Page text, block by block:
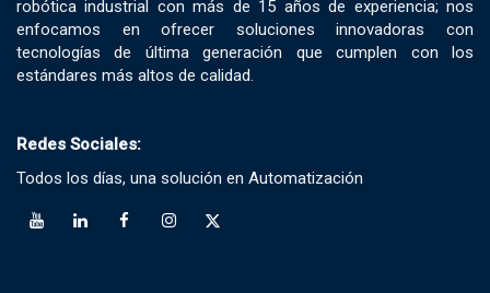
robótica industrial con más de 15 años de experiencia; nos
enfocamos en ofrecer soluciones innovadoras con
tecnologías de última generación que cumplen con los
estándares más altos de calidad.
Redes Sociales:
Todos los días, una solución en Automatización